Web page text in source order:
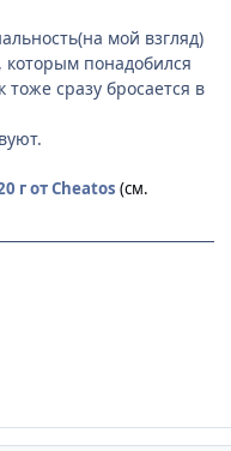
мой взгляд)
понадобился
сразу бросается в
гот Cheatos (см.